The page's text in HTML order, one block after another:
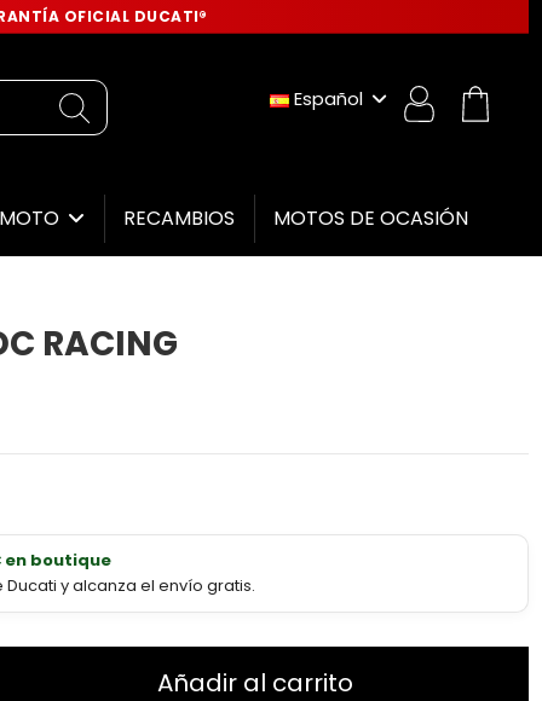
OFICIAL DUCATI®
Español
RECAMBIOS MOTOS DE OCASIÓN
RACING
en boutique
y alcanza el envío gratis.
Añadir al carrito